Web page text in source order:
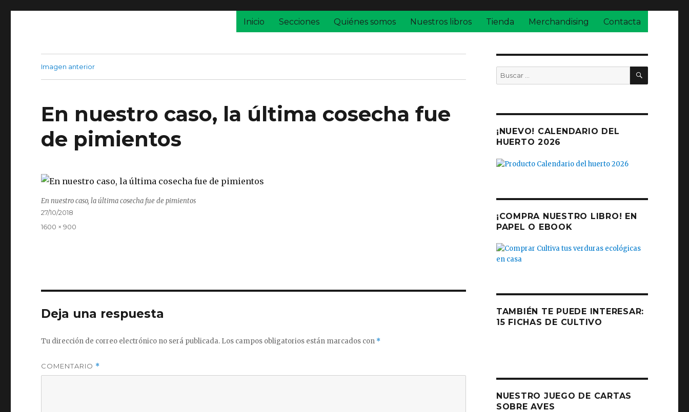
Inicio Secciones Quiénes somos Nuestros libros Tienda Merchandising Contacta
Imagen anterior
En nuestro caso, la última cosecha fue
de pimientos
En nuestro caso, la última cosecha fue de pimientos
Publicado
27/10/2018
Tamaño
1600 × 900
Deja una respuesta
Tu dirección de correo electrónico no será publicada. Los campos obligatorios están marcados con *
COMENTARIO *
Buscar
por:
BUSCAR
¡NUEVO! CALENDARIO DEL
HUERTO 2026
¡COMPRA NUESTRO LIBRO! EN
PAPEL O EBOOK
TAMBIÉN TE PUEDE INTERESAR:
15 FICHAS DE CULTIVO
NUESTRO JUEGO DE CARTAS
SOBRE AVES